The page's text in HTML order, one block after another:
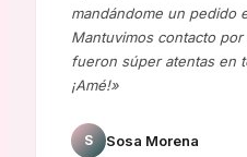
mandándome un pedido
Mantuvimos contacto
fueron súper atentas en
¡Amé!»
S Sosa Morena